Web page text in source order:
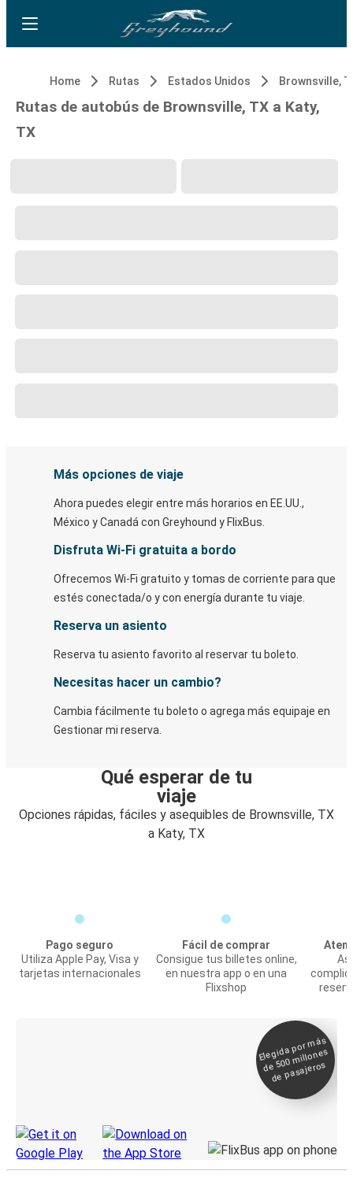
Home Rutas Estados Unidos Brownsville,
Rutas de autobús de Brownsville, TX a Katy,
TX
Más opciones de viaje
Ahora puedes elegir entre más horarios en EE.UU.,
México y Canadá con Greyhound y FlixBus.
Disfruta Wi-Fi gratuita a bordo
Ofrecemos Wi-Fi gratuito y tomas de corriente para que
estés conectada/o y con energía durante tu viaje.
Reserva un asiento
Reserva tu asiento favorito al reservar tu boleto.
Necesitas hacer un cambio?
Cambia fácilmente tu boleto o agrega más equipaje en
Gestionar mi reserva.
Qué esperar de tu
viaje
Opciones rápidas, fáciles y asequibles de Brownsville, TX
a Katy, TX
Pago seguro
Utiliza Apple Pay, Visa y
tarjetas internacionales
Fácil de comprar
Consigue tus billetes online,
en nuestra app o en una
Flixshop
Elegida por
más
de 500
millones
de pasajeros